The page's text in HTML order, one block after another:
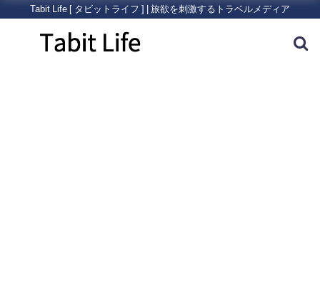
Tabit Life [ タビットライフ ] | 旅欲を刺激するトラベルメディア